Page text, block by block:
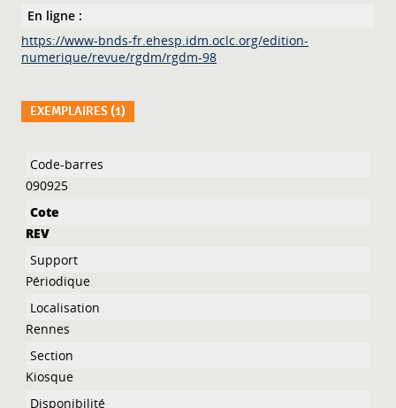
En ligne :
https://www-bnds-fr.ehesp.idm.oclc.org/edition-
numerique/revue/rgdm/rgdm-98
EXEMPLAIRES (1)
Liste des exemplaires
090925
REV
Périodique
Rennes
Kiosque